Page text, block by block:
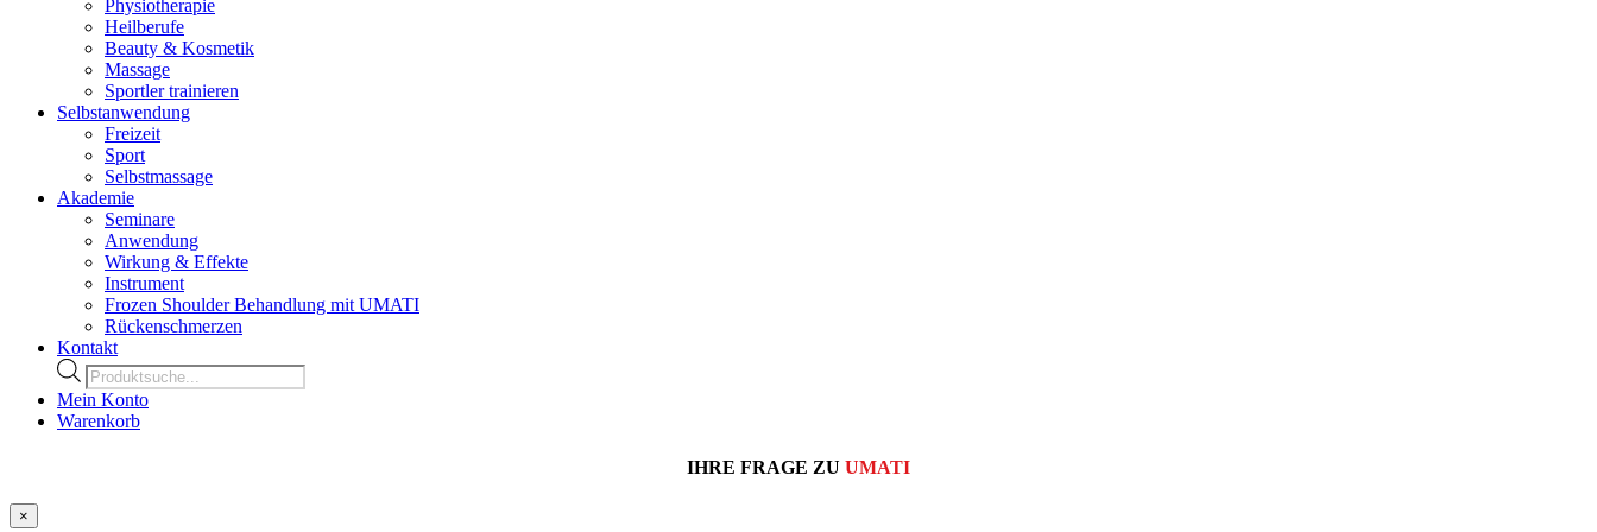
Physiotherapie
Heilberufe
Beauty & Kosmetik
Massage
Sportler trainieren
Selbstanwendung
Freizeit
Sport
Selbstmassage
Akademie
Seminare
Anwendung
Wirkung & Effekte
Instrument
Frozen Shoulder Behandlung mit UMATI
Rückenschmerzen
Kontakt
Products
search
Mein Konto
Warenkorb
IHRE FRAGE ZU UMATI
×